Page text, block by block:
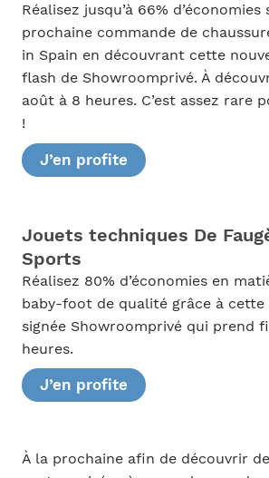
Réalisez jusqu’à 66%
prochaine commande de
in Spain en découvrant cette
flash de Showroomprivé. À
août à 8 heures. C’est assez rare
!
J’en profite
Jouets techniques De
Sports
Réalisez 80% d’économies en
baby-foot de qualité grâce à cette
signée Showroomprivé qui prend
heures.
J’en profite
À la prochaine afin de découvrir